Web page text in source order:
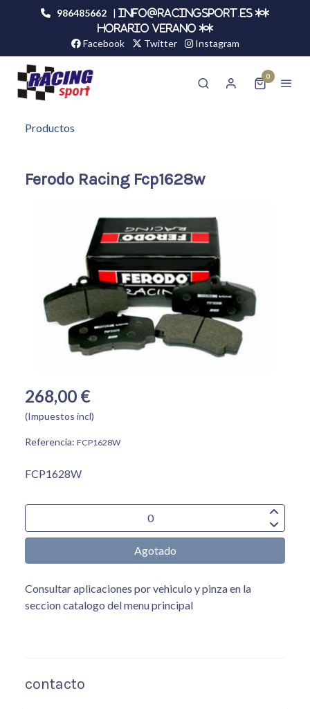
986485662 |
info@racingsport.es **
HORARIO VERANO **
Facebook Twitter Instagram
0
Productos
Ferodo Racing Fcp1628w
268,00 €
(Impuestos incl)
Referencia: FCP1628W
FCP1628W
Agotado
Consultar aplicaciones por vehiculo y pinza en la
seccion catalogo del menu principal
contacto